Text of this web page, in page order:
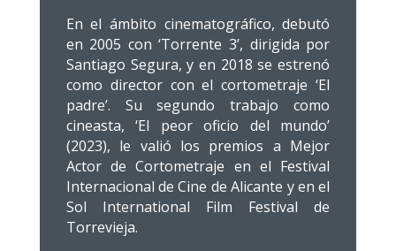
En el ámbito cinematográfico, debutó
en 2005 con ‘Torrente 3’, dirigida por
Santiago Segura, y en 2018 se estrenó
como director con el cortometraje ‘El
padre’. Su segundo trabajo como
cineasta, ‘El peor oficio del mundo’
(2023), le valió los premios a Mejor
Actor de Cortometraje en el Festival
Internacional de Cine de Alicante y en el
Sol International Film Festival de
Torrevieja.